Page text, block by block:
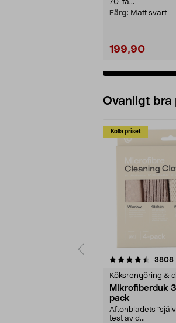
70-ta...
Färg: Matt svart
199,90
Ovanligt bra
Kolla priset
3808
Köksrengöring &
Mikrofiberduk
pack
Aftonbladets
test av d...
4.0av 5